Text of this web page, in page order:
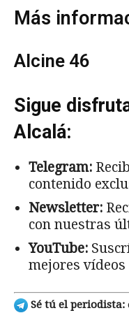
Más
Alcine 46
Sigue
Alcalá:
Telegram:
contenido
Newsletter:
con nuestras
YouTube:
mejores vídeos
Sé tú el periodista: